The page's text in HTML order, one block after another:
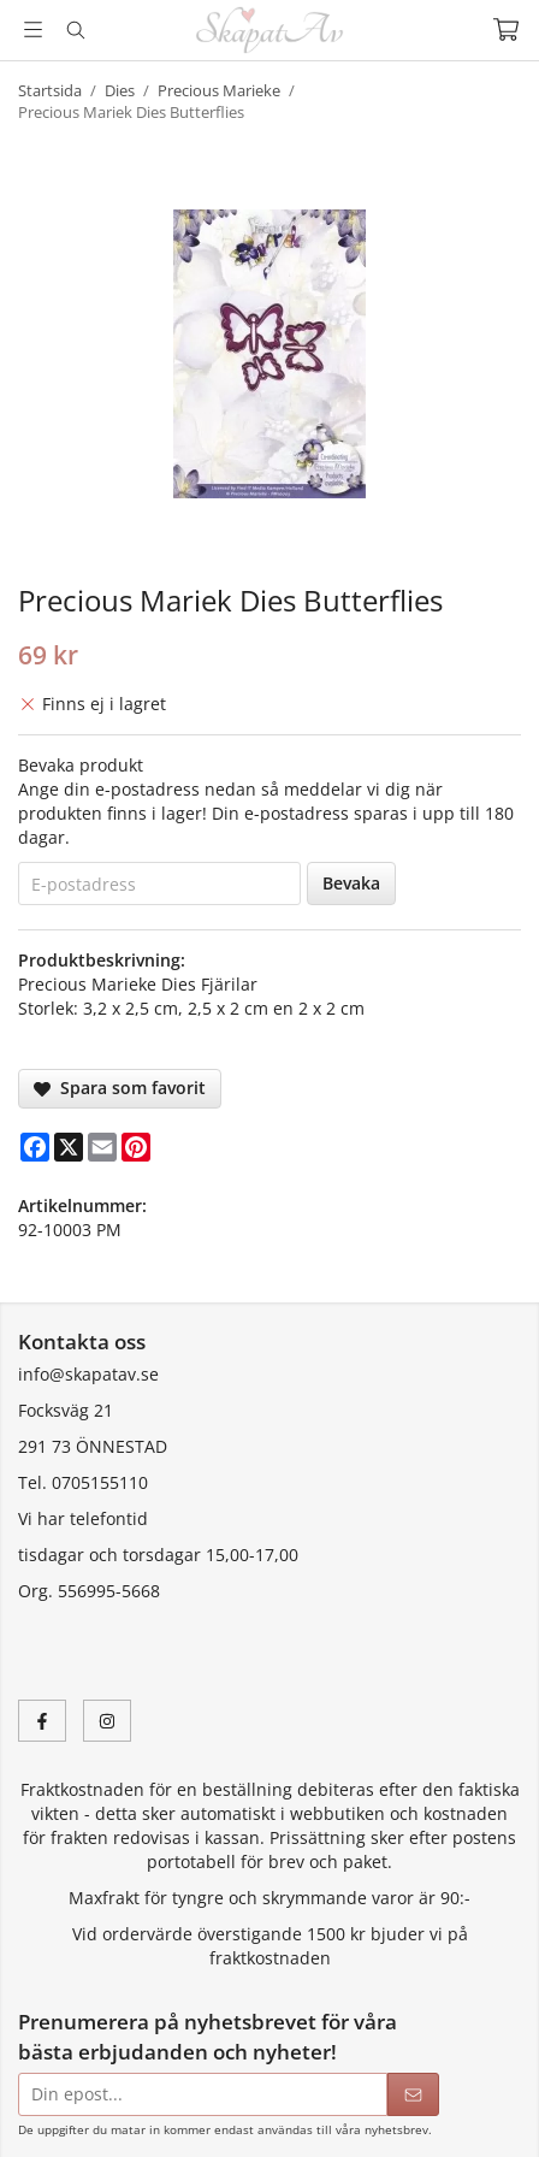
Startsida / Dies / Precious Marieke /
Precious Mariek Dies Butterflies
Precious Mariek Dies Butterflies
69 kr
Finns ej i lagret
Bevaka produkt
Ange din e-postadress nedan så meddelar vi dig när
produkten finns i lager! Din e-postadress sparas i upp till 180
dagar.
Bevaka
Produktbeskrivning:
Precious Marieke Dies Fjärilar
Storlek: 3,2 x 2,5 cm, 2,5 x 2 cm en 2 x 2 cm
Spara som favorit
Facebook
X Email
Artikelnummer:
92-10003 PM
Kontakta oss
info@skapatav.se
Focksväg 21
291 73 ÖNNESTAD
Tel. 0705155110
Vi har telefontid
tisdagar och torsdagar 15,00-17,00
Org. 556995-5668
Fraktkostnaden för en beställning debiteras efter den faktiska
vikten - detta sker automatiskt i webbutiken och kostnaden
för frakten redovisas i kassan. Prissättning sker efter postens
portotabell för brev och paket.
Maxfrakt för tyngre och skrymmande varor är 90:-
Vid ordervärde överstigande 1500 kr bjuder vi på
fraktkostnaden
Prenumerera på nyhetsbrevet för våra
bästa erbjudanden och nyheter!
postadress
De uppgifter du matar in kommer endast användas till våra nyhetsbrev.